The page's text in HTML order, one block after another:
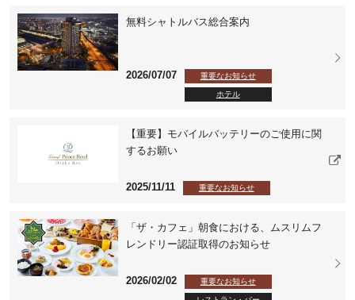
無料シャトルバス総合案内
2026/07/07 重要なお知らせ
ホテル
【重要】モバイルバッテリーのご使用に関
するお願い
2025/11/11 重要なお知らせ
「ザ・カフェ」朝食における、ムスリムフ
レンドリー認証取得のお知らせ
2026/02/02 重要なお知らせ